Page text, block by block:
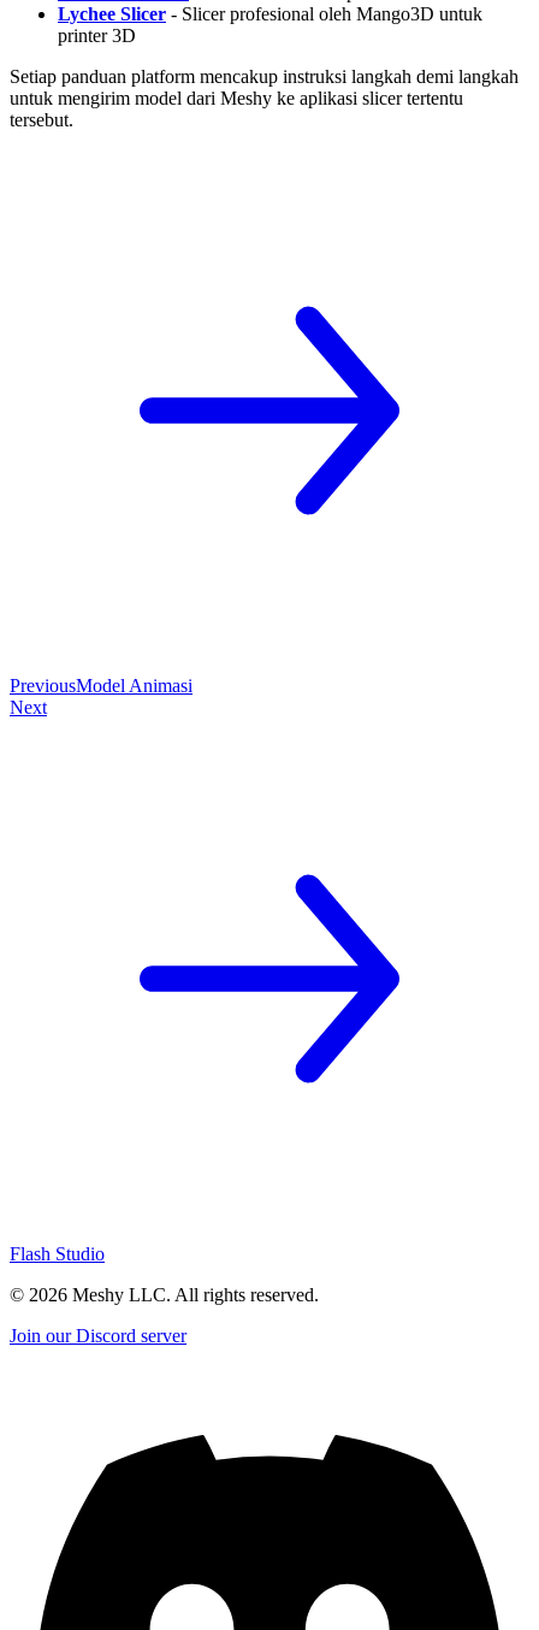
Lychee Slicer - Slicer profesional oleh Mango3D untuk
printer 3D
Setiap panduan platform mencakup instruksi langkah demi langkah
untuk mengirim model dari Meshy ke aplikasi slicer tertentu
tersebut.
PreviousModel Animasi
Next
Flash Studio
© 2026 Meshy LLC. All rights reserved.
Join our Discord server